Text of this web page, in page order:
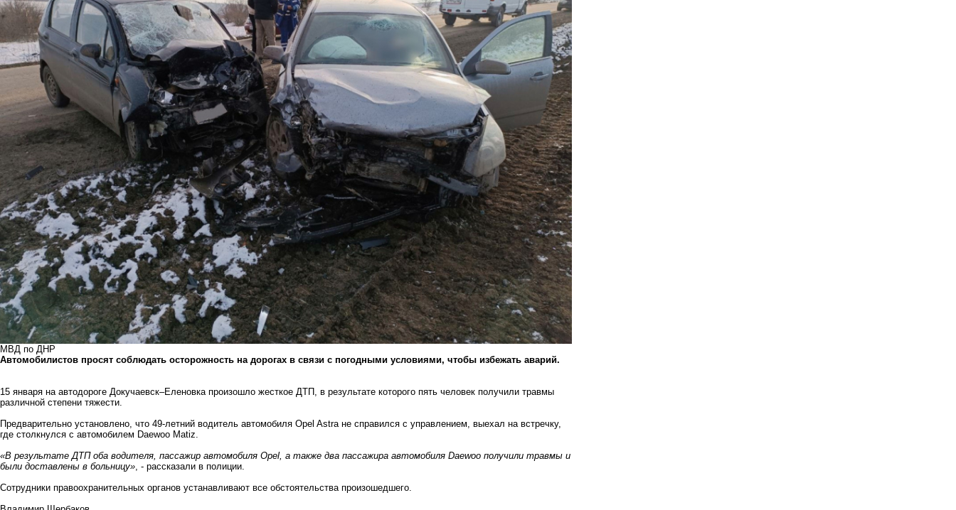
МВД по ДНР
Автомобилистов просят соблюдать осторожность на дорогах в связи с погодными условиями, чтобы избежать аварий.
15 января на автодороге Докучаевск–Еленовка произошло жесткое ДТП, в результате которого пять человек получили травмы
различной степени тяжести.
Предварительно установлено, что 49-летний водитель автомобиля Opel Astra не справился с управлением, выехал на встречку,
где столкнулся с автомобилем Daewoo Matiz.
«В результате ДТП оба водителя, пассажир автомобиля Opel, а также два пассажира автомобиля Daewoo получили травмы и
были доставлены в больницу», - рассказали в полиции.
Сотрудники правоохранительных органов устанавливают все обстоятельства произошедшего.